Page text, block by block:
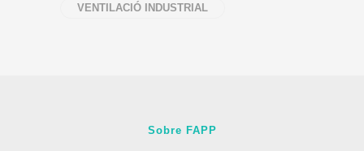
VENTILACIÓ INDUSTRIAL
Sobre FAPP